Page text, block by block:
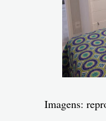
Imagens: